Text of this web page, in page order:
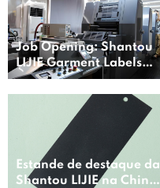
Job Opening: Shantou
LIJIE Garment Labels
Co., Ltd.
Estande de destaque da
Shantou LIJIE na China